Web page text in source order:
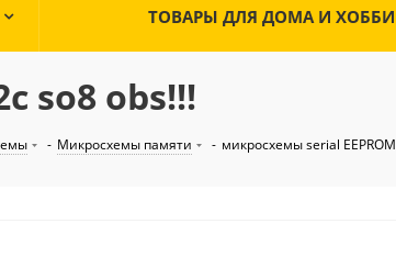
ТОВАРЫ ДЛЯ ДОМА И ХОББИ
so8 obs!!!
- Микросхемы памяти - микросхемы serial EEPROM